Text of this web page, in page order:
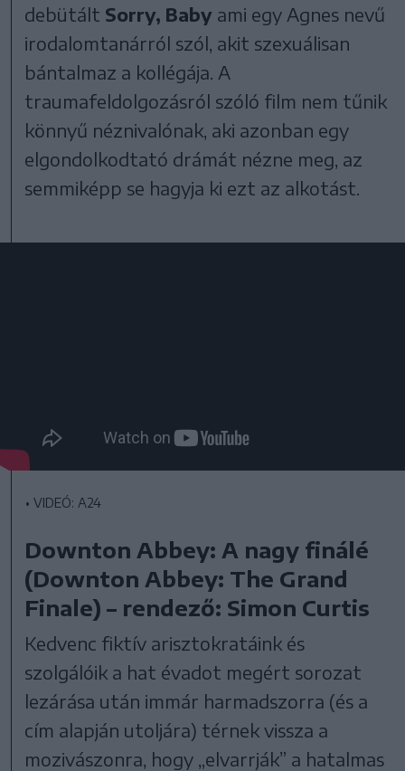
debütált Sorry, Baby ami egy Agnes nevű
irodalomtanárról szól, akit szexuálisan
bántalmaz a kollégája. A
traumafeldolgozásról szóló film nem tűnik
könnyű néznivalónak, aki azonban egy
elgondolkodtató drámát nézne meg, az
semmiképp se hagyja ki ezt az alkotást.
• VIDEÓ: A24
Downton Abbey: A nagy finálé
(Downton Abbey: The Grand
Finale) – rendező: Simon Curtis
Kedvenc fiktív arisztokratáink és
szolgálóik a hat évadot megért sorozat
lezárása után immár harmadszorra (és a
cím alapján utoljára) térnek vissza a
mozivászonra, hogy „elvarrják” a hatalmas